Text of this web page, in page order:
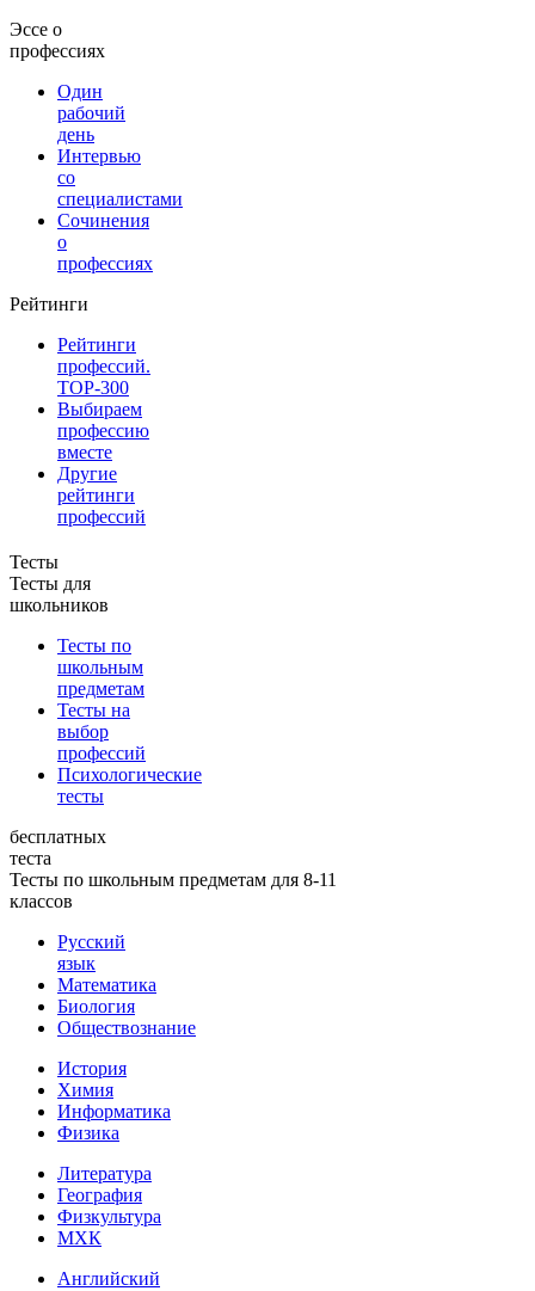
Эссе о
профессиях
Один
рабочий
день
Интервью
со
специалистами
Сочинения
о
профессиях
Рейтинги
Рейтинги
профессий.
TOP-300
Выбираем
профессию
вместе
Другие
рейтинги
профессий
Тесты
Тесты для
школьников
Тесты по
школьным
предметам
Тесты на
выбор
профессий
Психологические
тесты
бесплатных
теста
Тесты по школьным предметам для 8-11
классов
Русский
язык
Математика
Биология
Обществознание
История
Химия
Информатика
Физика
Литература
География
Физкультура
МХК
Английский